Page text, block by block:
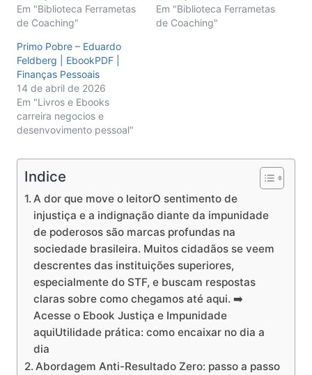
Em "Biblioteca Ferrametas
de Coaching"
Em "Biblioteca Ferrametas
de Coaching"
Primo Pobre – Eduardo
Feldberg | EbookPDF |
Finanças Pessoais
14 de abril de 2026
Em "Livros e Ebooks
carreira negocios e
desenvovimento pessoal"
Indice
A dor que move o leitorO sentimento de
injustiça e a indignação diante da impunidade
de poderosos são marcas profundas na
sociedade brasileira. Muitos cidadãos se veem
descrentes das instituições superiores,
especialmente do STF, e buscam respostas
claras sobre como chegamos até aqui. ➡️
Acesse o Ebook Justiça e Impunidade
aquiUtilidade prática: como encaixar no dia a
dia
Abordagem Anti-Resultado Zero: passo a passo